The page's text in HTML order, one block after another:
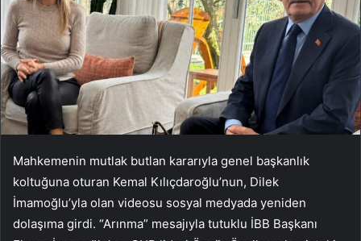
Mahkemenin mutlak butlan kararıyla genel başkanlık
koltuğuna oturan Kemal Kılıçdaroğlu’nun, Dilek
İmamoğlu’yla olan videosu sosyal medyada yeniden
dolaşıma girdi. “Arınma” mesajıyla tutuklu İBB Başkanı